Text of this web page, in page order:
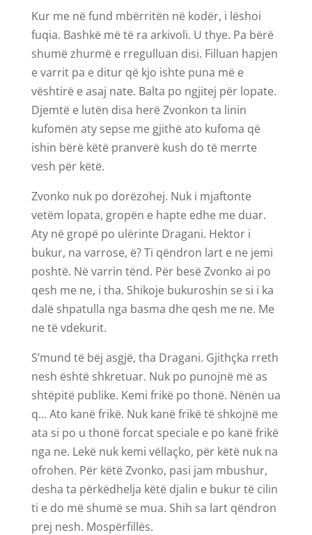
Kur me në fund mbërritën në kodër, i lëshoi
fuqia. Bashkë më të ra arkivoli. U thye. Pa bërë
shumë zhurmë e rregulluan disi. Filluan hapjen
e varrit pa e ditur që kjo ishte puna më e
vështirë e asaj nate. Balta po ngjitej për lopate.
Djemtë e lutën disa herë Zvonkon ta linin
kufomën aty sepse me gjithë ato kufoma që
ishin bërë këtë pranverë kush do të merrte
vesh për këtë.
Zvonko nuk po dorëzohej. Nuk i mjaftonte
vetëm lopata, gropën e hapte edhe me duar.
Aty në gropë po ulërinte Dragani. Hektor i
bukur, na varrose, ë? Ti qëndron lart e ne jemi
poshtë. Në varrin tënd. Për besë Zvonko ai po
qesh me ne, i tha. Shikoje bukuroshin se si i ka
dalë shpatulla nga basma dhe qesh me ne. Me
ne të vdekurit.
S’mund të bëj asgjë, tha Dragani. Gjithçka rreth
nesh është shkretuar. Nuk po punojnë më as
shtëpitë publike. Kemi frikë po thonë. Nënën ua
q… Ato kanë frikë. Nuk kanë frikë të shkojnë me
ata si po u thonë forcat speciale e po kanë frikë
nga ne. Lekë nuk kemi vëllaçko, për këtë nuk na
ofrohen. Për këtë Zvonko, pasi jam mbushur,
desha ta përkëdhelja këtë djalin e bukur të cilin
ti e do më shumë se mua. Shih sa lart qëndron
prej nesh. Mospërfillës.